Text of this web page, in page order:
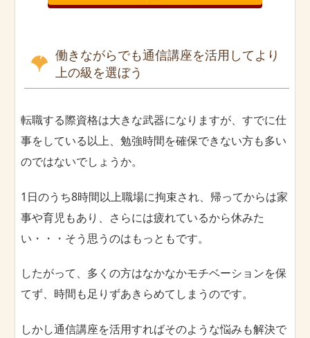
働きながらでも通信講座を活用してより
上の級を選ぼう
転職する際資格は大きな武器になりますが、すでに仕
事をしている以上、勉強時間を確保できない方も多い
のではないでしょうか。
1日のうち8時間以上職場に拘束され、帰ってからは家
事や育児もあり、さらには疲れているから休みた
い・・・そう思うのはもっともです。
したがって、多くの方はなかなかモチベーションを保
てず、時間も足りずあきらめてしまうのです。
しかし通信講座を活用すればそのような悩みも解決で